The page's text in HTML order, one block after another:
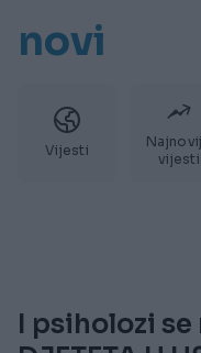
novi
Vijesti
vijesti
I psiholozi se